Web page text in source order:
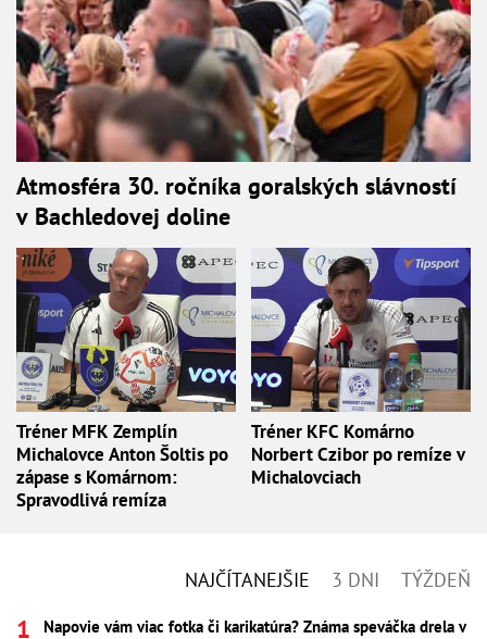
Atmosféra 30. ročníka goralských slávností
v Bachledovej doline
Tréner MFK Zemplín
Michalovce Anton Šoltis po
zápase s Komárnom:
Spravodlivá remíza
Tréner KFC Komárno
Norbert Czibor po remíze v
Michalovciach
NAJČÍTANEJŠIE 3 DNI TÝŽDEŇ
Napovie vám viac fotka či karikatúra? Známa speváčka drela v